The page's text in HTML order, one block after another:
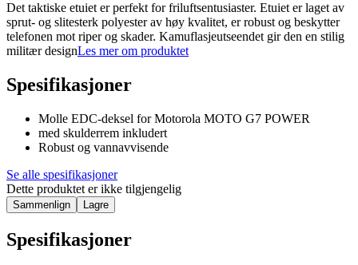
Det taktiske etuiet er perfekt for friluftsentusiaster. Etuiet er laget av
sprut- og slitesterk polyester av høy kvalitet, er robust og beskytter
telefonen mot riper og skader. Kamuflasjeutseendet gir den en stilig
militær designLes mer om produktet
Spesifikasjoner
Molle EDC-deksel for Motorola MOTO G7 POWER
med skulderrem inkludert
Robust og vannavvisende
Se alle spesifikasjoner
Dette produktet er ikke tilgjengelig
Sammenlign Lagre
Spesifikasjoner